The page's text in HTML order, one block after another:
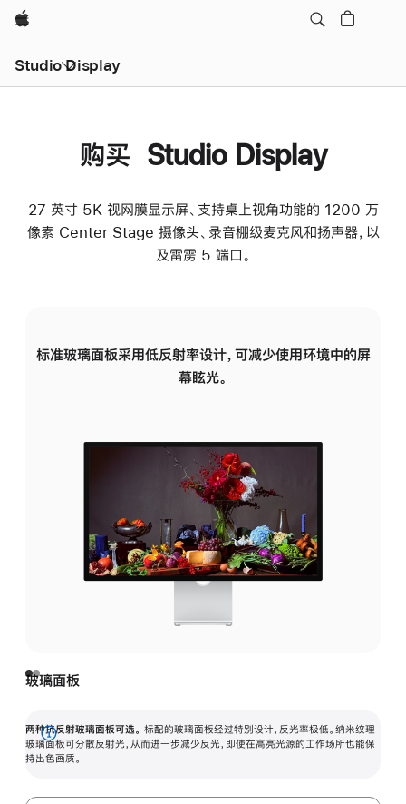
Apple
Studio Display
购买 Studio Display
27 英寸 5K 视网膜显示屏、支持桌上视角功能的 1200 万
像素 Center Stage 摄像头、录音棚级麦克风和扬声器，以
及雷雳 5 端口。
标准玻璃面板采用低反射率设计，可减少使用环境中的屏
幕眩光。
玻璃面板
两种抗反射玻璃面板可选。 标配的玻璃面板经过特别设计，反光率极低。纳米纹理
玻璃面板可分散反射光，从而进一步减少反光，即使在高亮光源的工作场所也能保
持出色画质。
展
开